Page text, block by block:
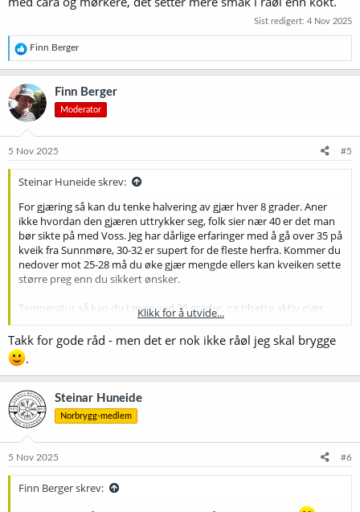
Sist redigert: 4 Nov 2025
R
e
a
k
s
j
o
e
Finn Berger
Finn Berger
Moderator
5 Nov 2025 #5
Steinar Huneide skrev:
For gjæring så kan du tenke halvering av gjær hver 8 grader. Aner
ikke hvordan den gjæren uttrykker seg, folk sier nær 40 er det man
bør sikte på med Voss. Jeg har dårlige erfaringer med å gå over 35 på
kveik fra Sunnmøre, 30-32 er supert for de fleste herfra. Kommer du
nedover mot 25-28 må du øke gjær mengde ellers kan kveiken sette
større preg enn du sikkert ønsker.
Temperatur så kan du tappe ved 35 grader, og tilsette aktiv gjær.
Husk kveik brølet. Pakk inn dunken godt og sett den på et
sammenbrettet strand håndkle eller lignende. Så holder den
varmen sjøl under gjæringa.
Du spør om grist også. Her er det normalt halvt om halvt pils og
pale, men det er fra gammalt av når det var hva som man fikk tak i.
Nå kan du bruke akkurat det du ønsker. Forsiktig med cara og
mørkere, det setter mere smak i råøl enn kokt.
Klikk for å utvide...
Takk for gode råd - men det er nok ikke råøl jeg skal brygge
.
Steinar Huneide
Norbrygg-medlem
5 Nov 2025 #6
Finn Berger skrev: